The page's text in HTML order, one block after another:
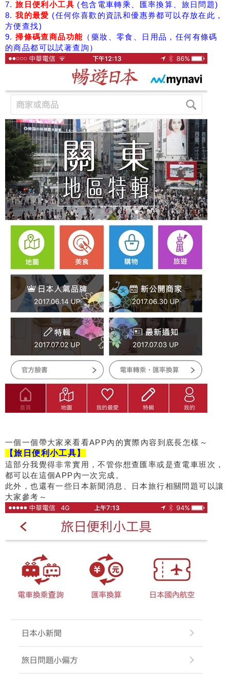
7.旅日便利小工具 (包含電車轉乘、匯率換算、旅日問題)
8.我的最愛 (任何你喜歡的資訊和優惠券都可以存放在此，
方便查找)
9.掃條碼查商品功能 （藥妝、零食、日用品，任何有條碼
的商品都可以試著查詢）
一個一個帶大家來看看APP內的實際內容到底長怎樣～
【旅日便利小工具】
這部分我覺得非常實用，不管你想查匯率或是查電車班次，
都可以在這個APP內一次完成。
此外，也還有一些日本新聞消息、日本旅行相關問題可以讓
大家參考～